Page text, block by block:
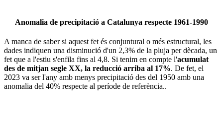
Anomalia de precipitació a Catalunya respecte 1961-1990
A manca de saber si aquest fet és conjuntural o més estructural, les
dades indiquen una disminució d'un 2,3% de la pluja per dècada, un
fet que a l'estiu s'enfila fins al 4,8. Si tenim en compte l'acumulat
des de mitjan segle XX, la reducció arriba al 17%. De fet, el
2023 va ser l'any amb menys precipitació des del 1950 amb una
anomalia del 40% respecte al període de referència..